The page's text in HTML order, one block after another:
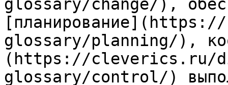
glossary/change/),
glossary/planning/),
(https://cleverics.ru/
glossary/control/)